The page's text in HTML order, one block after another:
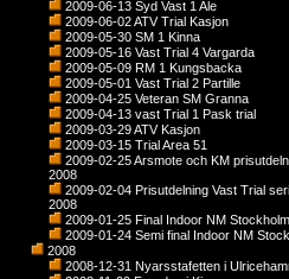
2009-06-13 Syd Vast 1 Ale
2009-06-02 ATV Trial Kasjon
2009-05-30 SM 1 Kinna
2009-05-16 Vast Trial 4 Vargarda
2009-05-09 RM 1 Kungsbacka
2009-05-01 Vast Trial 2 Partille
2009-04-25 Veteran SM Granna
2009-04-13 vast Trial 1 Pask trial
2009-03-29 ATV Kasjon
2009-03-15 Trial Area 51
2009-02-25 Arsmote och KM
2008
2009-02-04 Prisutdelning Vast Trial
2008
2009-01-25 Final Indoor NM Stockholm
2009-01-24 Semi final Indoor NM
2008
2008-12-31 Nyarsstafetten i